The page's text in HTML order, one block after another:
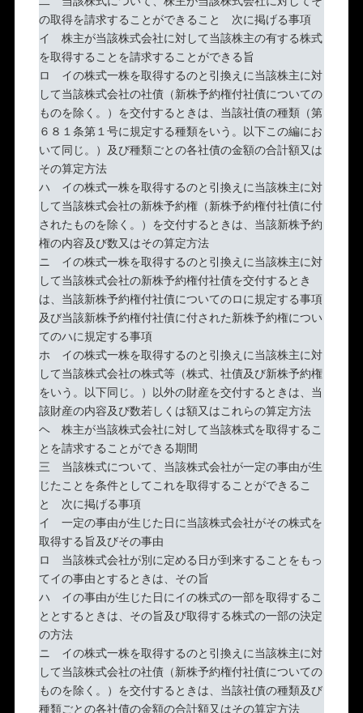
の取得を請求することができること 次に掲げる事項
イ 株主が当該株式会社に対して当該株主の有する株式
を取得することを請求することができる旨
ロ イの株式一株を取得するのと引換えに当該株主に対
して当該株式会社の社債（新株予約権付社債についての
ものを除く。）を交付するときは、当該社債の種類（第
６８１条第１号に規定する種類をいう。以下この編にお
いて同じ。）及び種類ごとの各社債の金額の合計額又は
その算定方法
ハ イの株式一株を取得するのと引換えに当該株主に対
して当該株式会社の新株予約権（新株予約権付社債に付
されたものを除く。）を交付するときは、当該新株予約
権の内容及び数又はその算定方法
ニ イの株式一株を取得するのと引換えに当該株主に対
して当該株式会社の新株予約権付社債を交付するとき
は、当該新株予約権付社債についてのロに規定する事項
及び当該新株予約権付社債に付された新株予約権につい
てのハに規定する事項
ホ イの株式一株を取得するのと引換えに当該株主に対
して当該株式会社の株式等（株式、社債及び新株予約権
をいう。以下同じ。）以外の財産を交付するときは、当
該財産の内容及び数若しくは額又はこれらの算定方法
ヘ 株主が当該株式会社に対して当該株式を取得するこ
とを請求することができる期間
三 当該株式について、当該株式会社が一定の事由が生
じたことを条件としてこれを取得することができるこ
と 次に掲げる事項
イ 一定の事由が生じた日に当該株式会社がその株式を
取得する旨及びその事由
ロ 当該株式会社が別に定める日が到来することをもっ
てイの事由とするときは、その旨
ハ イの事由が生じた日にイの株式の一部を取得するこ
ととするときは、その旨及び取得する株式の一部の決定
の方法
ニ イの株式一株を取得するのと引換えに当該株主に対
して当該株式会社の社債（新株予約権付社債についての
ものを除く。）を交付するときは、当該社債の種類及び
種類ごとの各社債の金額の合計額又はその算定方法